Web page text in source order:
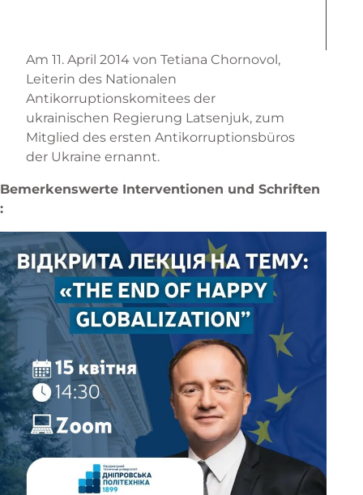
Am 11. April 2014 von Tetiana Chornovol,
Leiterin des Nationalen
Antikorruptionskomitees der
ukrainischen Regierung Latsenjuk, zum
Mitglied des ersten Antikorruptionsbüros
der Ukraine ernannt.
Bemerkenswerte Interventionen und Schriften
: